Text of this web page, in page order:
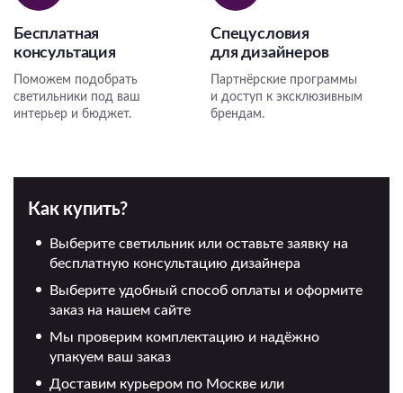
Бесплатная
консультация
Поможем подобрать
светильники под ваш
интерьер и бюджет.
Спецусловия
для дизайнеров
Партнёрские программы
и доступ к эксклюзивным
брендам.
Как купить?
Выберите светильник или оставьте заявку на
бесплатную консультацию дизайнера
Выберите удобный способ оплаты и оформите
заказ на нашем сайте
Мы проверим комплектацию и надёжно
упакуем ваш заказ
Доставим курьером по Москве или